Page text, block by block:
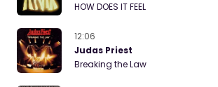
HOW DOES IT FEEL
12:06
Judas Priest
Breaking the Law